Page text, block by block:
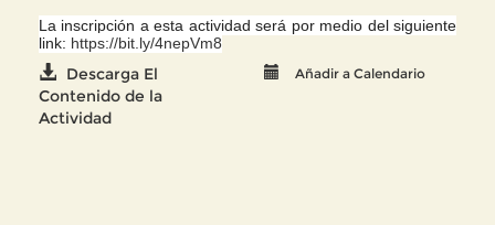
La inscripción a esta actividad será por medio del siguiente
link: https://bit.ly/4nepVm8
Descarga El
Contenido de la
Actividad
Añadir a Calendario